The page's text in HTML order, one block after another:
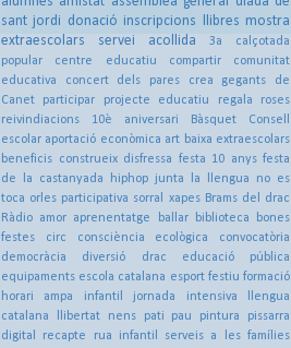
sant jordi
donació inscripcions llibres mostra
extraescolars
servei acollida
3a calçotada
popular
centre educatiu compartir
comunitat
educativa
concert dels pares crea
gegants de
Canet
participar projecte educatiu
regala roses
reivindiacions
10è aniversari Bàsquet
Consell
escolar aportació econòmica art baixa extraescolars
beneficis construeix disfressa festa 10 anys festa
de la castanyada
hiphop junta
la llengua no es
toca orles participativa sorral xapes Brams del drac
Ràdio amor aprenentatge ballar biblioteca
bones
festes
circ consciència ecològica
convocatòria
democràcia
diversió drac
educació pública
equipaments escola catalana esport festiu formació
horari ampa
infantil jornada intensiva
llengua
catalana
llibertat nens pati pau pintura
pissarra
digital
recapte rua infantil serveis a les famílies